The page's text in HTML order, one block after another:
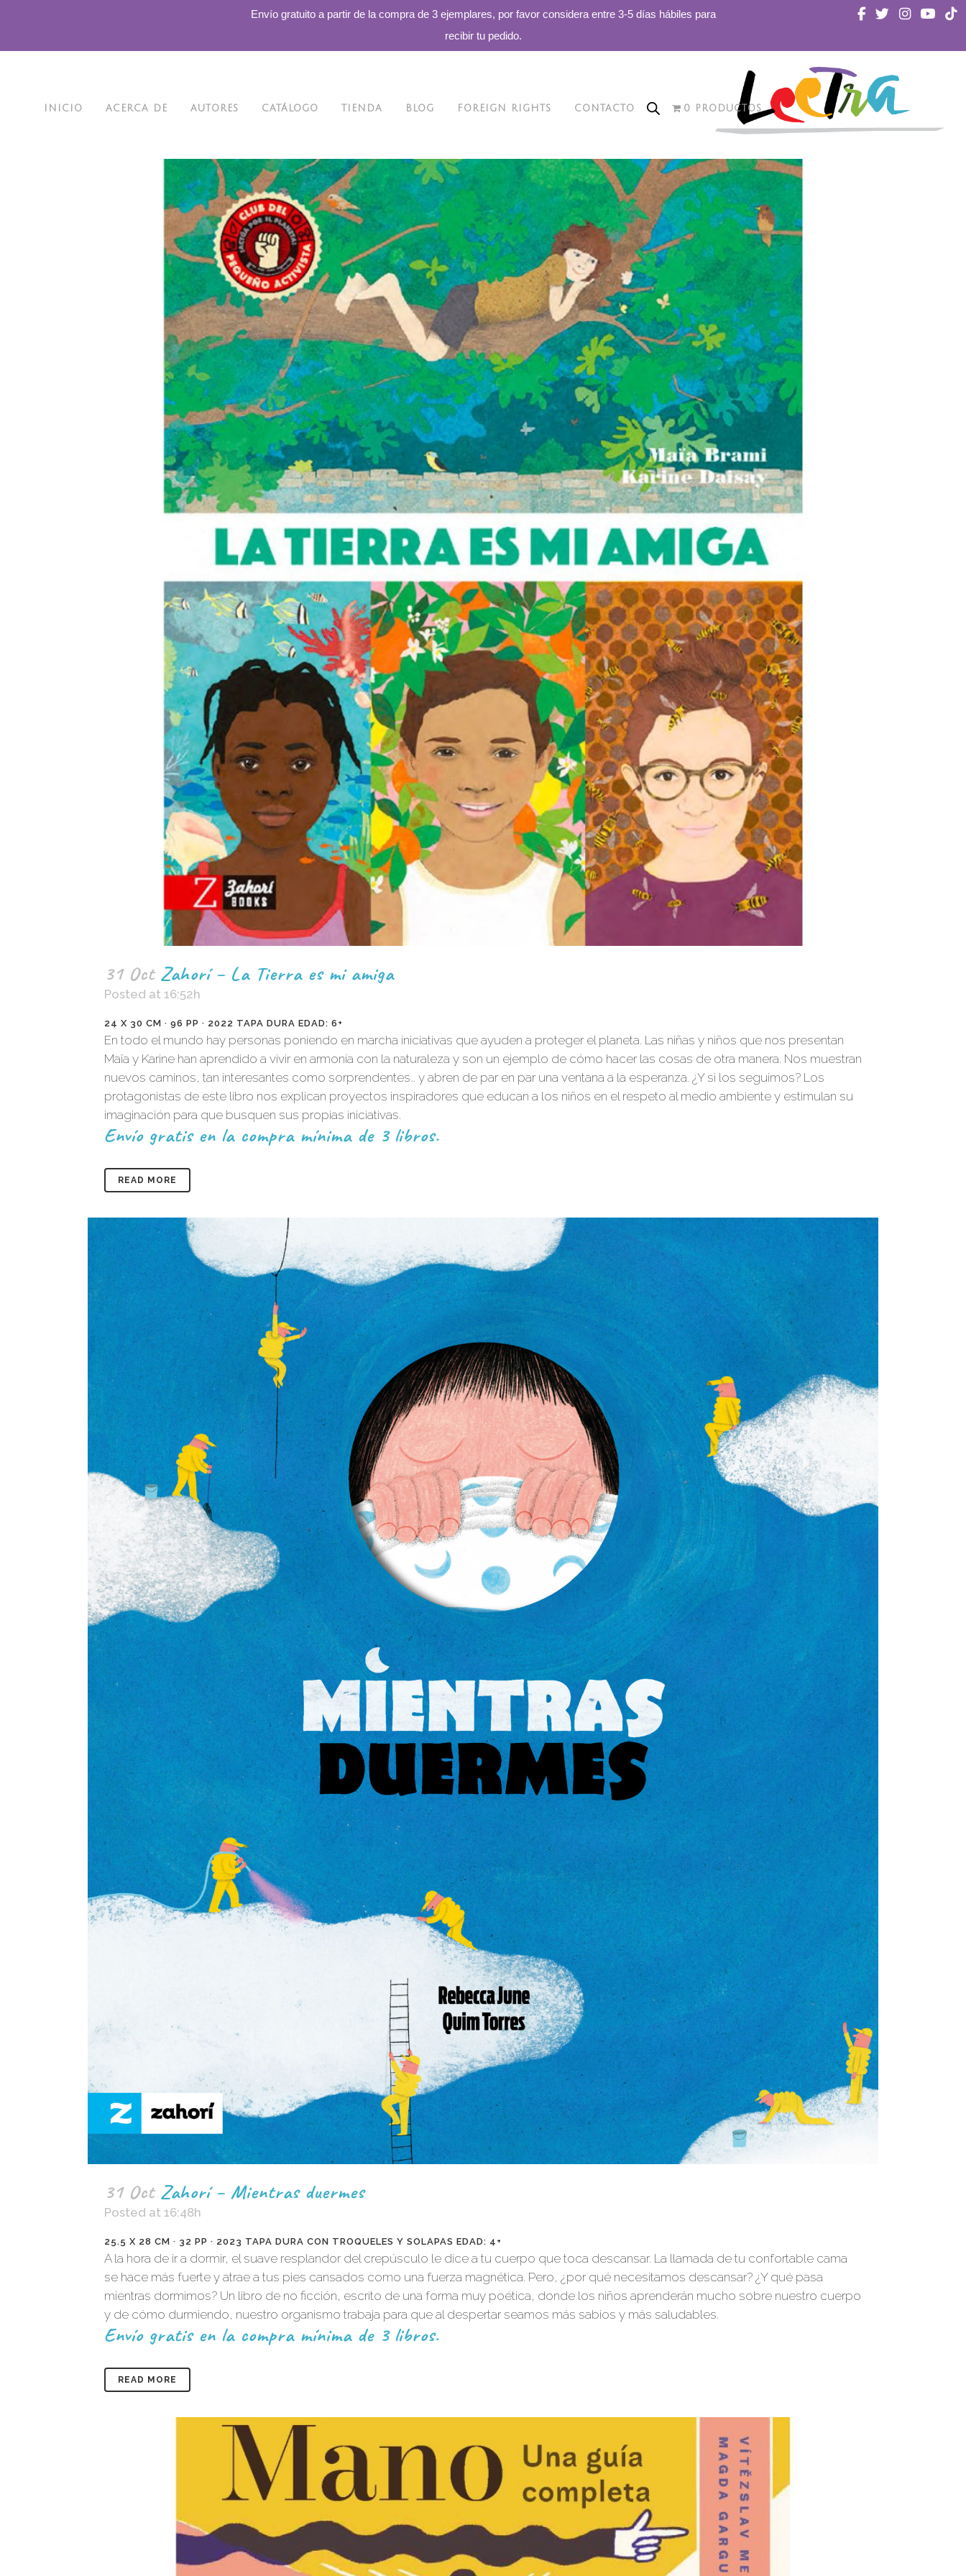
Envío gratuito a partir de la compra de 3 ejemplares, por favor considera entre 3-5 días hábiles para
recibir tu pedido.
INICIO ACERCA DE AUTORES CATÁLOGO TIENDA BLOG FOREIGN RIGHTS CONTACTO 0 PRODUCTOS
31 Oct Zahorí – La Tierra es mi amiga
Posted at 16:52h
24 X 30 CM · 96 PP · 2022 TAPA DURA EDAD: 6+
En todo el mundo hay personas poniendo en marcha iniciativas que ayuden a proteger el planeta. Las niñas y niños que nos presentan
Maïa y Karine han aprendido a vivir en armonía con la naturaleza y son un ejemplo de cómo hacer las cosas de otra manera. Nos muestran
nuevos caminos, tan interesantes como sorprendentes… y abren de par en par una ventana a la esperanza. ¿Y si los seguimos? Los
protagonistas de este libro nos explican proyectos inspiradores que educan a los niños en el respeto al medio ambiente y estimulan su
imaginación para que busquen sus propias iniciativas.
Envío gratis en la compra mínima de 3 libros.
READ MORE
31 Oct Zahorí – Mientras duermes
Posted at 16:48h
25.5 X 28 CM · 32 PP · 2023 TAPA DURA CON TROQUELES Y SOLAPAS EDAD: 4+
A la hora de ir a dormir, el suave resplandor del crepúsculo le dice a tu cuerpo que toca descansar. La llamada de tu confortable cama
se hace más fuerte y atrae a tus pies cansados como una fuerza magnética. Pero, ¿por qué necesitamos descansar? ¿Y qué pasa
mientras dormimos? Un libro de no ficción, escrito de una forma muy poética, donde los niños aprenderán mucho sobre nuestro cuerpo
y de cómo durmiendo, nuestro organismo trabaja para que al despertar seamos más sabios y más saludables.
Envío gratis en la compra mínima de 3 libros.
READ MORE